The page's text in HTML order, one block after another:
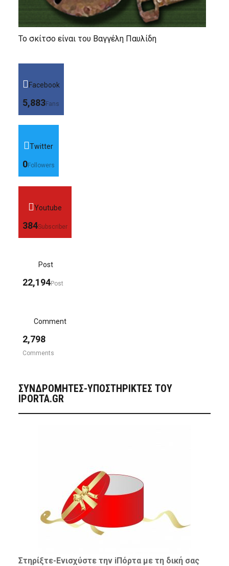
Το σκίτσο είναι του Βαγγέλη Παυλίδη
Facebook
5,883Fans
Twitter
0Followers
Youtube
384Subscriber
Post
22,194Post
Comment
2,798
Comments
ΣΥΝΔΡΟΜΗΤΈΣ-ΥΠΟΣΤΗΡΙΚΤΈΣ ΤΟΥ
IPORTA.GR
Στηρίξτε-Ενισχύστετην iΠόρτα με τη δική σας